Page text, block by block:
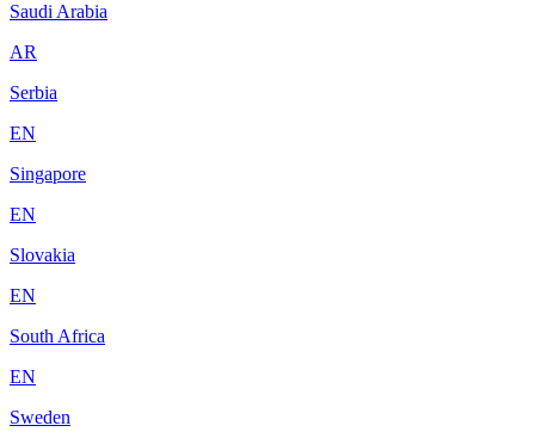
Saudi Arabia
AR
Serbia
EN
Singapore
EN
Slovakia
EN
South Africa
EN
Sweden